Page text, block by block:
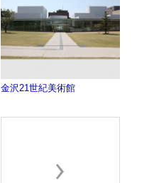
金沢21世紀美術館